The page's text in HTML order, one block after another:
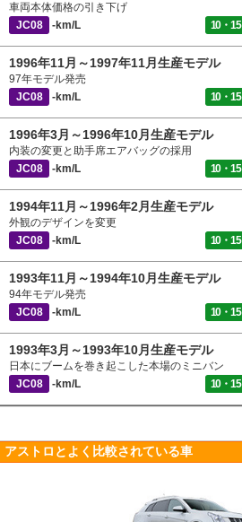
車両本体価格の引き下げ
JC08
-km/L 10・15
1996年11月～1997年11月生産モデル
97年モデル発売
JC08
-km/L 10・15
1996年3月～1996年10月生産モデル
内装の変更と助手席エアバッグの採用
JC08
-km/L 10・15
1994年11月～1996年2月生産モデル
外観のデザインを変更
JC08
-km/L 10・15
1993年11月～1994年10月生産モデル
94年モデル発売
JC08
-km/L 10・15
1993年3月～1993年10月生産モデル
日本にブームを巻き起こした本場のミニバン
JC08
-km/L 10・15
アストロとよく比較されている車